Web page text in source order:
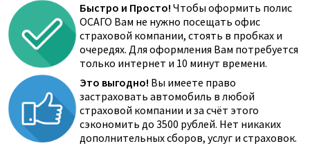
Быстро и Просто! Чтобы оформить полис
ОСАГО Вам не нужно посещать офис
страховой компании, стоять в пробках и
очередях. Для оформления Вам потребуется
только интернет и 10 минут времени.
Это выгодно! Вы имеете право
застраховать автомобиль в любой
страховой компании и за счёт этого
сэкономить до 3500 рублей. Нет никаких
дополнительных сборов, услуг и страховок.